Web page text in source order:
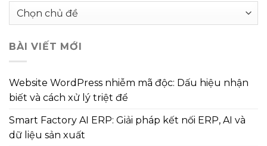
Chuyên
viết
BÀI VIẾT MỚI
Website WordPress nhiễm mã độc: Dấu hiệu nhận
biết và cách xử lý triệt để
Smart Factory AI ERP: Giải pháp kết nối ERP, AI và
dữ liệu sản xuất